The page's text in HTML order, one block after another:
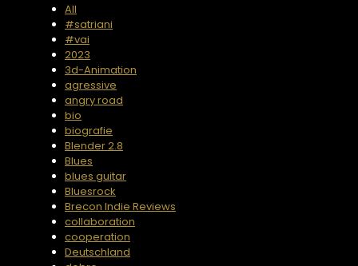
All
#satriani
#vai
2023
3d-Animation
agressive
angry road
bio
biografie
Blender 2.8
Blues
blues guitar
Bluesrock
Brecon Indie Reviews
collaboration
cooperation
Deutschland